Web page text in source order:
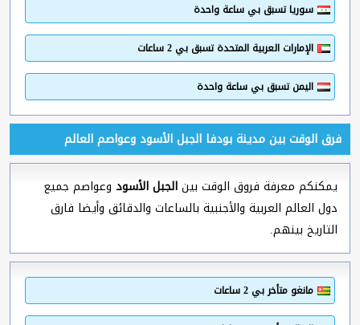
سوريا تسبق بي ساعة واحدة
الإمارات العربية المتحدة تسبق بي 2 ساعات
اليمن تسبق بي ساعة واحدة
فرق الوقت بين مدينة بودفا الجبل الأسود وعواصم العالم
يمكنكم معرفة فروق الوقت بينالجبل الأسود وعواصم جميع
دول العالم العربية والأجنبية بالساعات والدقائق وأيضا فارق
التاريخ بينهم.
مانغو متأخر بي 2 ساعات